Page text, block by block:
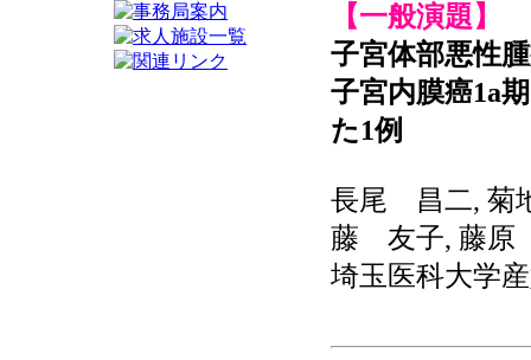
【一般演題】
子宮体部悪性
子宮内膜癌1a
た1例
長尾 昌二, 菊
藤 友子, 藤
埼玉医科大学